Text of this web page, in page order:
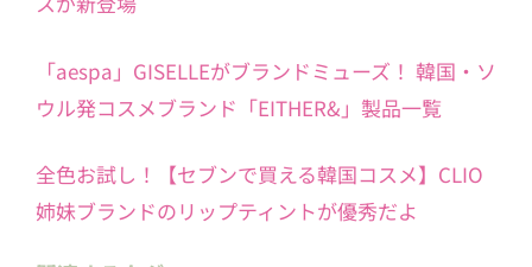
「aespa」GISELLEがブランドミューズ！ 韓国・ソ
ウル発コスメブランド「EITHER&」製品一覧
全色お試し！【セブンで買える韓国コスメ】CLIO
姉妹ブランドのリップティントが優秀だよ